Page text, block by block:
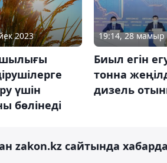
2023
үшін
бөлінеді
19:14, 28 мамыр
Биыл егін
тонна
дизель
zakon.kz сайтында